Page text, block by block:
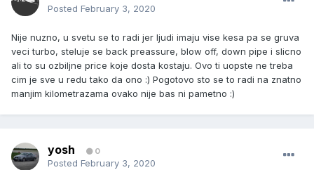
Posted February 3, 2020
Nije nuzno, u svetu se to radi jer ljudi imaju vise kesa pa se gruva
veci turbo, steluje se back preassure, blow off, down pipe i slicno
ali to su ozbiljne price koje dosta kostaju. Ovo ti uopste ne treba
cim je sve u redu tako da ono :) Pogotovo sto se to radi na znatno
manjim kilometrazama ovako nije bas ni pametno :)
yosh 0
Posted February 3, 2020